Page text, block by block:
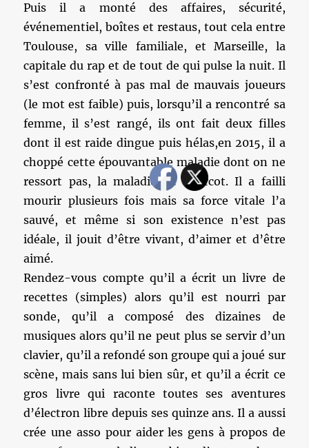
Puis il a monté des affaires, sécurité,
événementiel, boîtes et restaus, tout cela entre
Toulouse, sa ville familiale, et Marseille, la
capitale du rap et de tout de qui pulse la nuit. Il
s’est confronté à pas mal de mauvais joueurs
(le mot est faible) puis, lorsqu’il a rencontré sa
femme, il s’est rangé, ils ont fait deux filles
dont il est raide dingue puis hélas,en 2015, il a
choppé cette épouvantable maladie dont on ne
ressort pas, la maladie de Charcot. Il a failli
mourir plusieurs fois mais sa force vitale l’a
sauvé, et même si son existence n’est pas
idéale, il jouit d’être vivant, d’aimer et d’être
aimé.
Rendez-vous compte qu’il a écrit un livre de
recettes (simples) alors qu’il est nourri par
sonde, qu’il a composé des dizaines de
musiques alors qu’il ne peut plus se servir d’un
clavier, qu’il a refondé son groupe qui a joué sur
scène, mais sans lui bien sûr, et qu’il a écrit ce
gros livre qui raconte toutes ses aventures
d’électron libre depuis ses quinze ans. Il a aussi
crée une asso pour aider les gens à propos de